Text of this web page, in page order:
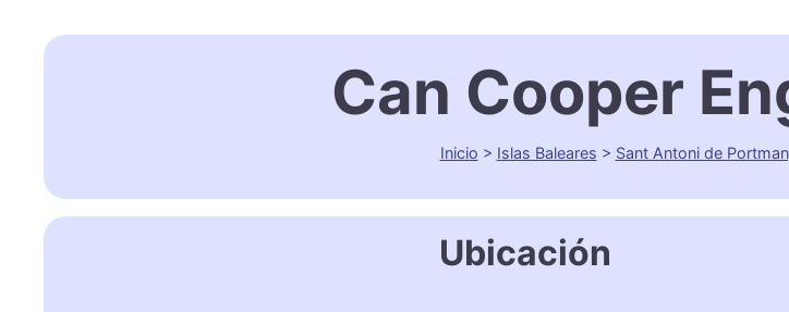
Can Cooper
Inicio > Islas Baleares > Sant Antoni de
Ubicación